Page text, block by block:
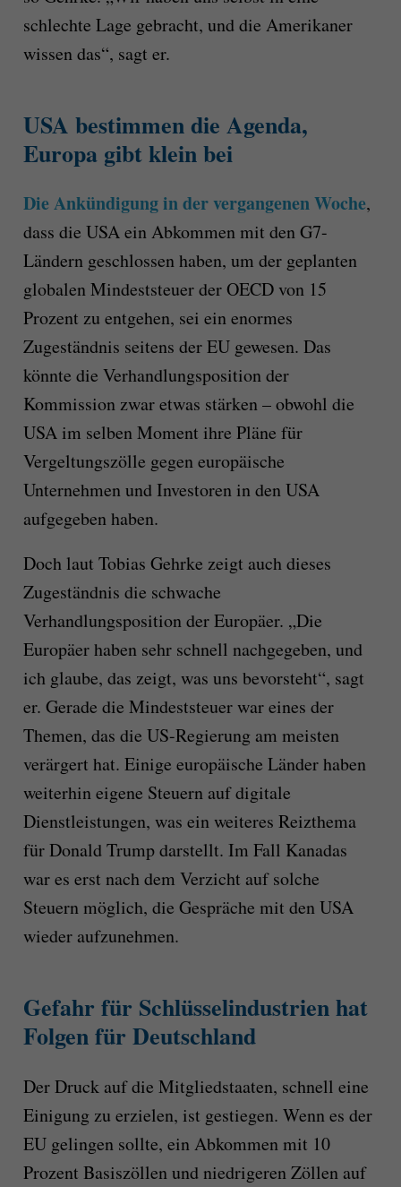
schlechte Lage gebracht, und die Amerikaner
wissen das“, sagt er.
USA bestimmen die Agenda,
Europa gibt klein bei
Die Ankündigung in der vergangenen Woche,
dass die USA ein Abkommen mit den G7-
Ländern geschlossen haben, um der geplanten
globalen Mindeststeuer der OECD von 15
Prozent zu entgehen, sei ein enormes
Zugeständnis seitens der EU gewesen. Das
könnte die Verhandlungsposition der
Kommission zwar etwas stärken – obwohl die
USA im selben Moment ihre Pläne für
Vergeltungszölle gegen europäische
Unternehmen und Investoren in den USA
aufgegeben haben.
Doch laut Tobias Gehrke zeigt auch dieses
Zugeständnis die schwache
Verhandlungsposition der Europäer. „Die
Europäer haben sehr schnell nachgegeben, und
ich glaube, das zeigt, was uns bevorsteht“, sagt
er. Gerade die Mindeststeuer war eines der
Themen, das die US-Regierung am meisten
verärgert hat. Einige europäische Länder haben
weiterhin eigene Steuern auf digitale
Dienstleistungen, was ein weiteres Reizthema
für Donald Trump darstellt. Im Fall Kanadas
war es erst nach dem Verzicht auf solche
Steuern möglich, die Gespräche mit den USA
wieder aufzunehmen.
Gefahr für Schlüsselindustrien hat
Folgen für Deutschland
Der Druck auf die Mitgliedstaaten, schnell eine
Einigung zu erzielen, ist gestiegen. Wenn es der
EU gelingen sollte, ein Abkommen mit 10
Prozent Basiszöllen und niedrigeren Zöllen auf